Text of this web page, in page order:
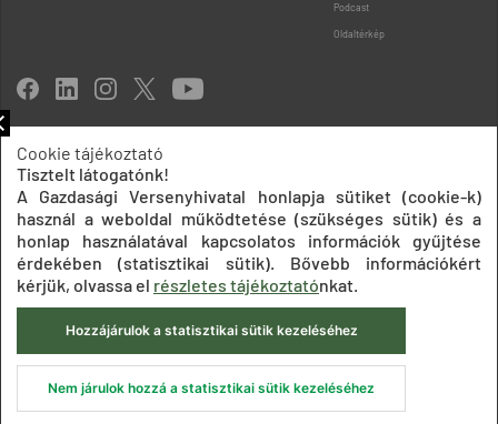
Podcast
Oldaltérkép
Impresszum Adatkezelési tájékoztatók
Közadatkereső
Süti beállítások ÁSZF
© 2020 Gazdasági Versenyhivatal
Cookie tájékoztató
Tisztelt látogatónk!
A Gazdasági Versenyhivatal honlapja sütiket (cookie-k)
használ a weboldal működtetése (szükséges sütik) és a
honlap használatával kapcsolatos információk gyűjtése
érdekében (statisztikai sütik). Bővebb információkért
kérjük, olvassa el részletes tájékoztatónkat.
Hozzájárulok a statisztikai sütik kezeléséhez
Nem járulok hozzá a statisztikai sütik kezeléséhez